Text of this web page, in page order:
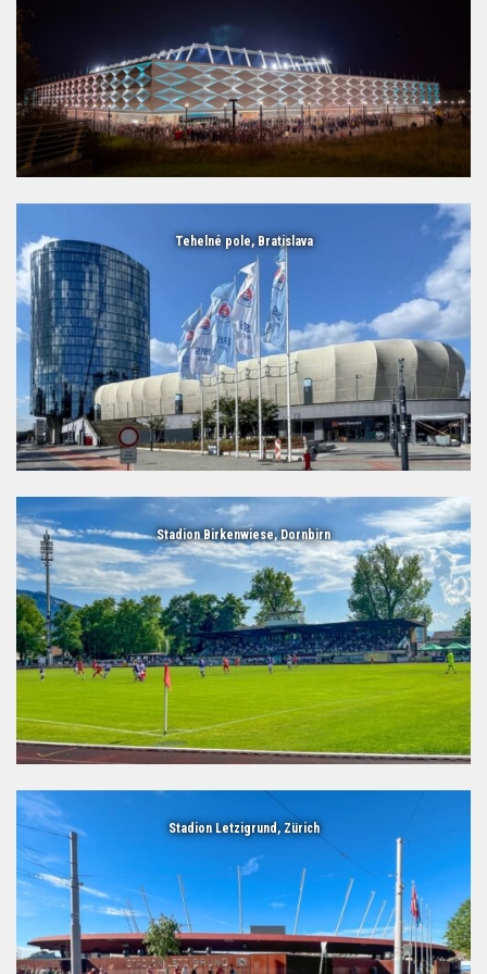
Tehelné pole, Bratislava
Stadion Birkenwiese, Dornbirn
Stadion Letzigrund, Zürich